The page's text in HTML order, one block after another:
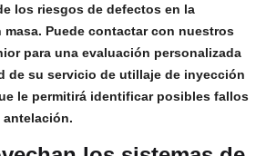
los riesgos de defectos en la
Puede contactar con nuestros
para una evaluación personalizada
de su servicio de utillaje de inyección
le permitirá identificar posibles fallos